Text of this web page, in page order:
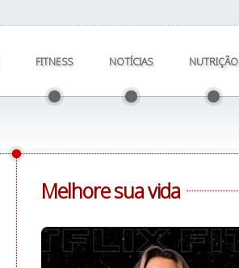
FITNESS NOTÍCIAS NUTRIÇÃO
Melhore sua vida